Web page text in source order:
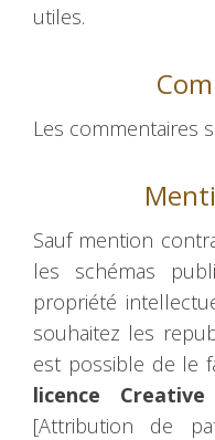
utiles.
Les commentaires
Sauf mention
les schémas
propriété
souhaitez les
est possible de le
licence Creative
[Attribution de